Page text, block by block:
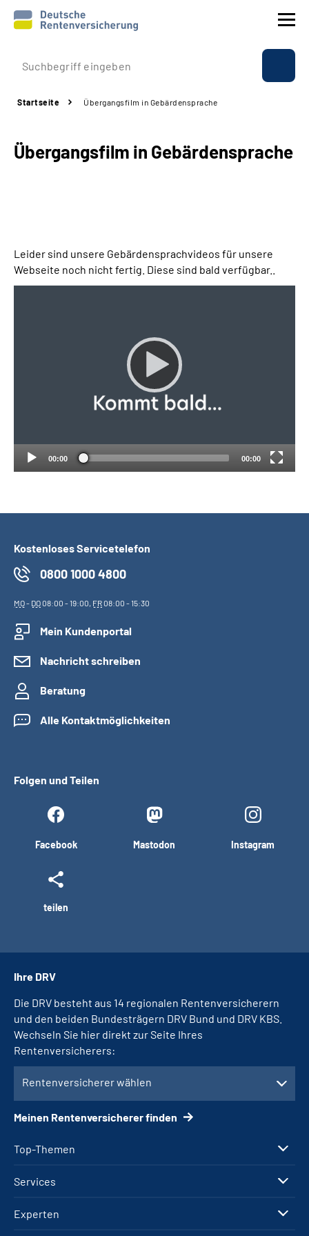
Prävention
Rente
Über uns & Presse
Leichte Sprache
Mein Kundenportal
Startseite Übergangsfilm in Gebärdensprache
Übergangsfilm in Gebärdensprache
Leider sind unsere Gebärdensprachvideos für unsere
Webseite noch nicht fertig. Diese sind bald verfügbar..
00:00 00:00
Kostenloses Servicetelefon
0800 1000 4800
MO- DO08:00 - 19:00, FR08:00 - 15:30
Mein Kundenportal
Nachricht schreiben
Beratung
Alle Kontaktmöglichkeiten
Folgen und Teilen
Facebook Mastodon Instagram
teilen
Top-Themen
Services
Experten
Ihre DRV
Die DRV besteht aus 14 regionalen Rentenversicherern
und den beiden Bundesträgern DRV Bund und DRV KBS.
Wechseln Sie hier direkt zur Seite Ihres
Rentenversicherers:
Rentenversicherer wählen
Meinen Rentenversicherer finden